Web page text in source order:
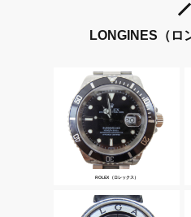
LONGINES（ロ
ROLEX （ロレックス）